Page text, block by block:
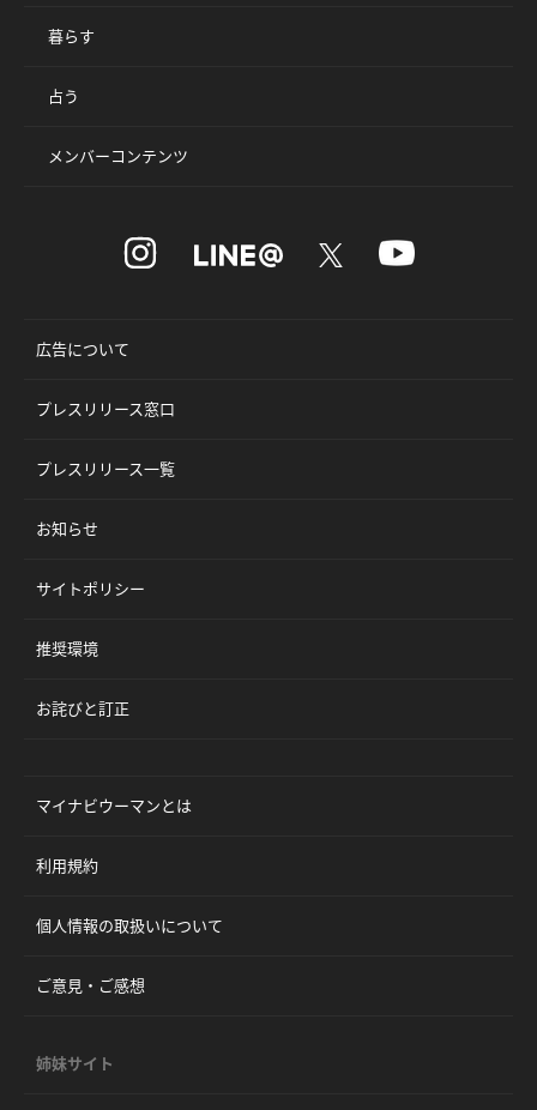
暮らす
占う
メンバーコンテンツ
広告について
プレスリリース窓口
プレスリリース一覧
お知らせ
サイトポリシー
推奨環境
お詫びと訂正
マイナビウーマンとは
利用規約
個人情報の取扱いについて
ご意見・ご感想
姉妹サイト